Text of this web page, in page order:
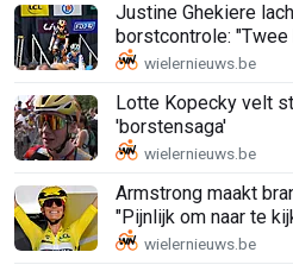
Justine Ghekiere
borstcontrole: "Twee
Lotte Kopecky velt
'borstensaga'
Armstrong maakt
"Pijnlijk om naar te